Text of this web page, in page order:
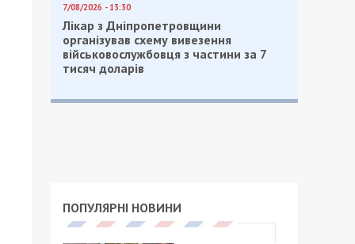
7/08/2026 - 13:30
Лікар з Дніпропетровщини
організував схему вивезення
військовослужбовця з частини за 7
тисяч доларів
ПОПУЛЯРНІ НОВИНИ